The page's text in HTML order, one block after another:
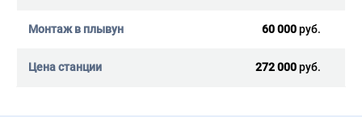
60 000руб.
272 000руб.